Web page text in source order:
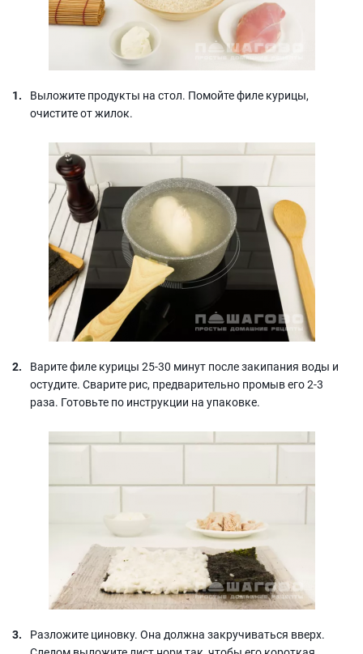
Выложите продукты на стол. Помойте филе курицы,
очистите от жилок.
Варите филе курицы 25-30 минут после закипания воды и
остудите. Сварите рис, предварительно промыв его 2-3
раза. Готовьте по инструкции на упаковке.
Разложите циновку. Она должна закручиваться вверх.